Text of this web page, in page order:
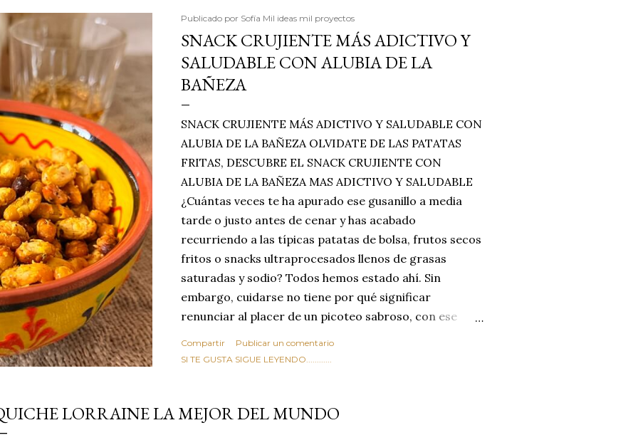
Publicado por Sofía Mil ideas mil proyectos
SNACK CRUJIENTE MÁS ADICTIVO Y
SALUDABLE CON ALUBIA DE LA
BAÑEZA
SNACK CRUJIENTE MÁS ADICTIVO Y SALUDABLE CON
ALUBIA DE LA BAÑEZA OLVIDATE DE LAS PATATAS
FRITAS, DESCUBRE EL SNACK CRUJIENTE CON
ALUBIA DE LA BAÑEZA MAS ADICTIVO Y SALUDABLE
¿Cuántas veces te ha apurado ese gusanillo a media
tarde o justo antes de cenar y has acabado
recurriendo a las típicas patatas de bolsa, frutos secos
fritos o snacks ultraprocesados llenos de grasas
saturadas y sodio? Todos hemos estado ahí. Sin
embargo, cuidarse no tiene por qué significar
renunciar al placer de un picoteo sabroso, con ese
Estas alubias crujientes al horno van a cambiar por
tradicionales y copiosos de invierno. Con esta receta
Compartir
Publicar un comentario
SI TE GUSTA SIGUE LEYENDO............
LORRAINE LA MEJOR DEL MUNDO